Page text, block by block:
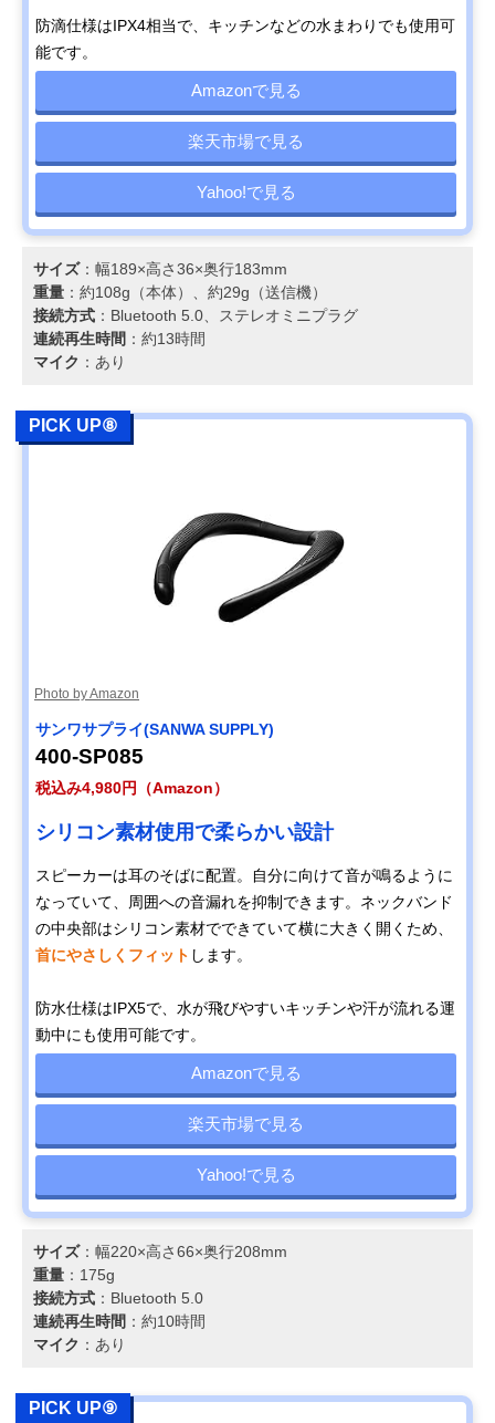
防滴仕様はIPX4相当で、キッチンなどの水まわりでも使用可
能です。
Amazonで見る
楽天市場で見る
Yahoo!で見る
サイズ：幅189×高さ36×奥行183mm
重量 ：約108g（本体）、約29g（送信機）
接続方式 ：Bluetooth 5.0、ステレオミニプラグ
連続再生時間 ：約13時間
マイク ：あり
PICK UP⑧
Photo by Amazon
サンワサプライ(SANWA SUPPLY)
400-SP085
税込み4,980円（Amazon）
シリコン素材使用で柔らかい設計
スピーカーは耳のそばに配置。自分に向けて音が鳴るように
なっていて、周囲への音漏れを抑制できます。ネックバンド
の中央部はシリコン素材でできていて横に大きく開くため、
首にやさしくフィット します。
防水仕様はIPX5で、水が飛びやすいキッチンや汗が流れる運
動中にも使用可能です。
Amazonで見る
楽天市場で見る
Yahoo!で見る
サイズ：幅220×高さ66×奥行208mm
重量 ：175g
接続方式 ：Bluetooth 5.0
連続再生時間 ：約10時間
マイク ：あり
PICK UP⑨